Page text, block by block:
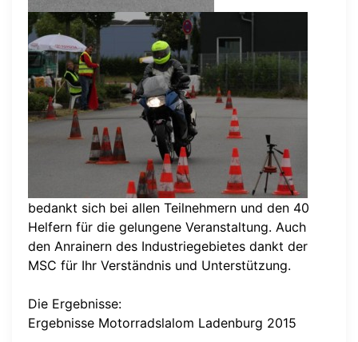
bedankt sich bei allen Teilnehmern und den 40
Helfern für die gelungene Veranstaltung. Auch
den Anrainern des Industriegebietes dankt der
MSC für Ihr Verständnis und Unterstützung.
Die Ergebnisse:
Ergebnisse Motorradslalom Ladenburg 2015